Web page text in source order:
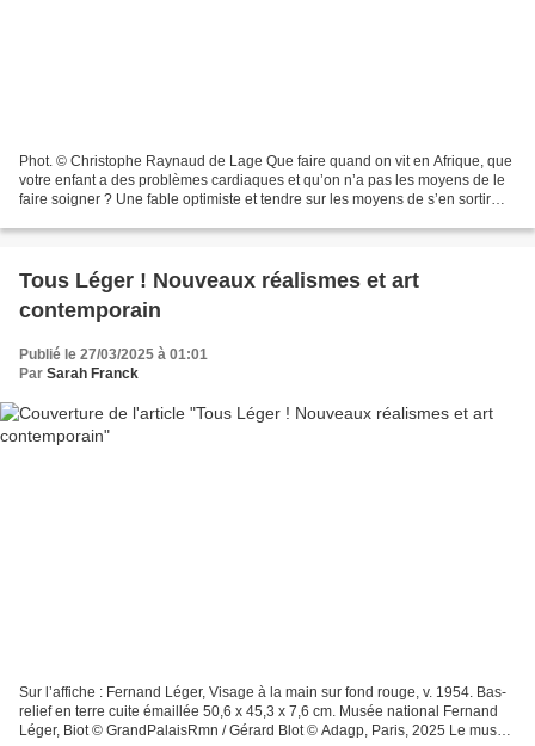
Phot. © Christophe Raynaud de Lage Que faire quand on vit en Afrique, que
votre enfant a des problèmes cardiaques et qu’on n’a pas les moyens de le
faire soigner ? Une fable optimiste et tendre sur les moyens de s’en sortir…
Tous Léger ! Nouveaux réalismes et art
contemporain
Publié le 27/03/2025 à 01:01
Par Sarah Franck
Sur l’affiche : Fernand Léger, Visage à la main sur fond rouge, v. 1954. Bas-
relief en terre cuite émaillée 50,6 x 45,3 x 7,6 cm. Musée national Fernand
Léger, Biot © GrandPalaisRmn / Gérard Blot © Adagp, Paris, 2025 Le musée